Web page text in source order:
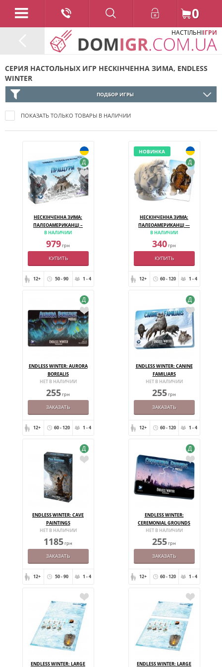
0
НАСТІЛЬНІІГРИ
СЕРИЯ НАСТОЛЬНЫХ ИГР НЕСКІНЧЕННА ЗИМА, ENDLESS
WINTER
ПОДБОР ИГРЫ
ПОКАЗАТЬ ТОЛЬКО ТОВАРЫ В НАЛИЧИИ
Д
НЕСКІНЧЕННА ЗИМА:
ПАЛЕОАМЕРИКАНЦІ –
ПРАЩУРИ
В НАЛИЧИИ
979грн
КУПИТЬ
12+ 50 - 90 1 - 4
НОВИНКА
Д
НЕСКІНЧЕННА ЗИМА:
ПАЛЕОАМЕРИКАНЦІ —
МАМУТ
В НАЛИЧИИ
340грн
КУПИТЬ
12+ 60 - 120 1 - 4
Д
ENDLESS WINTER: AURORA
BOREALIS
НЕТ В НАЛИЧИИ
255грн
ЗАКАЗАТЬ
12+ 60 - 120 1 - 4
Д
ENDLESS WINTER: CANINE
FAMILIARS
НЕТ В НАЛИЧИИ
255грн
ЗАКАЗАТЬ
12+ 60 - 120 1 - 4
Д
ENDLESS WINTER: CAVE
PAINTINGS
НЕТ В НАЛИЧИИ
1185грн
ЗАКАЗАТЬ
12+ 50 - 90 1 - 4
Д
ENDLESS WINTER:
CEREMONIAL GROUNDS
НЕТ В НАЛИЧИИ
255грн
ЗАКАЗАТЬ
12+ 60 - 120 1 - 4
ENDLESS WINTER: LARGE
ENDLESS WINTER: LARGE